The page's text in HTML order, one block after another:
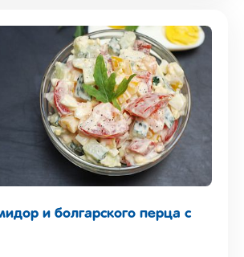
и болгарского перца с